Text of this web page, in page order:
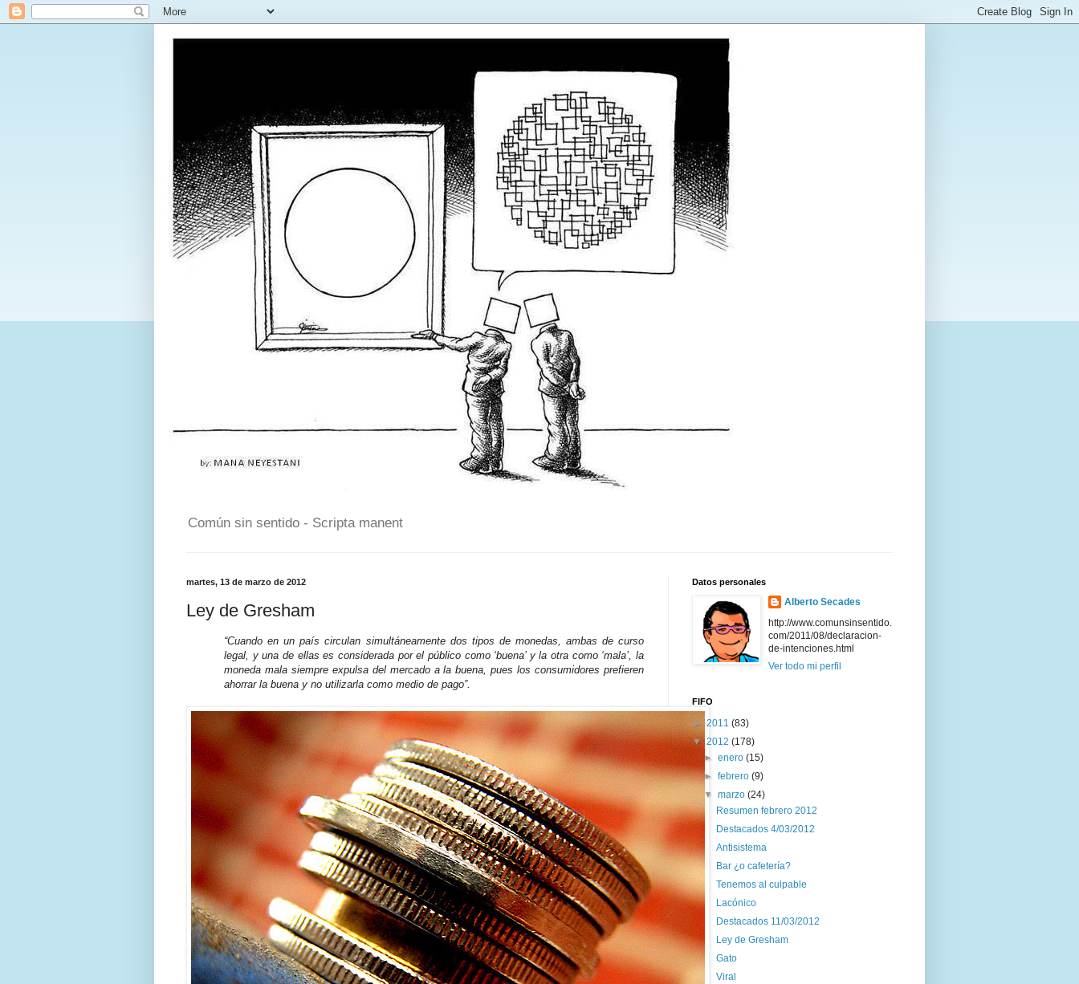
Común sin sentido - Scripta manent
martes, 13 de marzo de 2012
Ley de Gresham
“Cuando en un país circulan simultáneamente dos tipos de monedas, ambas de curso
legal, y una de ellas es considerada por el público como ‘buena’ y la otra como ‘mala’, la
moneda mala siempre expulsa del mercado a la buena, pues los consumidores prefieren
ahorrar la buena y no utilizarla como medio de pago”.
Datos personales
Alberto Secades
http://www.comunsinsentido.
com/2011/08/declaracion-
de-intenciones.html
Ver todo mi perfil
FIFO
►2011 (83)
▼2012 (178)
►enero(15)
►febrero(9)
▼marzo(24)
Resumen febrero 2012
Destacados 4/03/2012
Antisistema
Bar ¿o cafetería?
Tenemos al culpable
Lacónico
Destacados 11/03/2012
Ley de Gresham
Gato
Viral